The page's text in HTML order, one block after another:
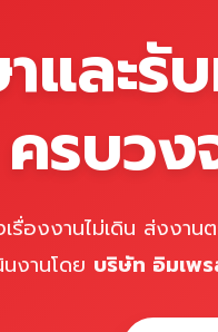
และรั
บวง
รื่องงานไม่เดิน ส่งงาน
นงานโดย บริษัท อิมเพ